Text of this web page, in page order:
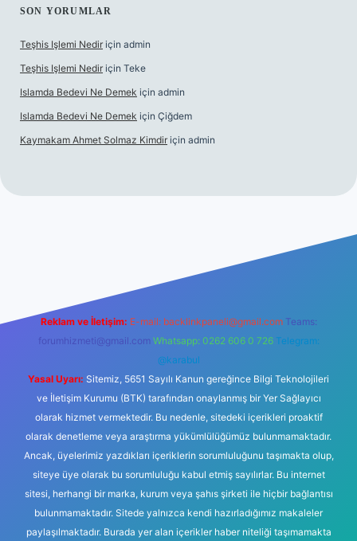
SON YORUMLAR
Teşhis Işlemi Nedir için admin
Teşhis Işlemi Nedir için Teke
Islamda Bedevi Ne Demek için admin
Islamda Bedevi Ne Demek için Çiğdem
Kaymakam Ahmet Solmaz Kimdir için admin
Reklam ve İletişim: E-mail: backlinkpaneli@gmail.com Teams:
forumhizmeti@gmail.com Whatsapp: 0262 606 0 726 Telegram:
@karabul
Yasal Uyarı: Sitemiz, 5651 Sayılı Kanun gereğince Bilgi Teknolojileri
ve İletişim Kurumu (BTK) tarafından onaylanmış bir Yer Sağlayıcı
olarak hizmet vermektedir. Bu nedenle, sitedeki içerikleri proaktif
olarak denetleme veya araştırma yükümlülüğümüz bulunmamaktadır.
Ancak, üyelerimiz yazdıkları içeriklerin sorumluluğunu taşımakta olup,
siteye üye olarak bu sorumluluğu kabul etmiş sayılırlar. Bu internet
sitesi, herhangi bir marka, kurum veya şahıs şirketi ile hiçbir bağlantısı
bulunmamaktadır. Sitede yalnızca kendi hazırladığımız makaleler
paylaşılmaktadır. Burada yer alan içerikler haber niteliği taşımamakta